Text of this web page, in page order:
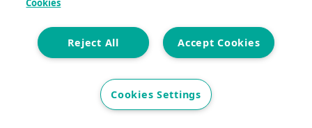
Cookies
Accept Cookies
Reject All
Cookies Settings